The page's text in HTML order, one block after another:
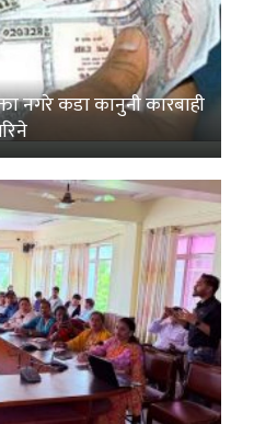
नगरे कडा कानुनी कारबाही